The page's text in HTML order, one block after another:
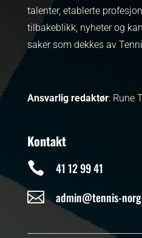
talenter, etablerte
tilbakeblikk, nyheter og
saker som dekkes av
Ansvarlig redaktør: Rune
Kontakt
 41 12 99 41
 admin@tennis-